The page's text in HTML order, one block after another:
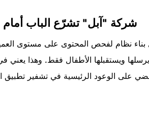
شركة "آبل" تشرّع الباب أمام
نظام لفحص المحتوى على مستوى
ويستقبلها الأطفال فقط. وهذا يعني
على الوعود الرئيسية في تشفير تطبيق